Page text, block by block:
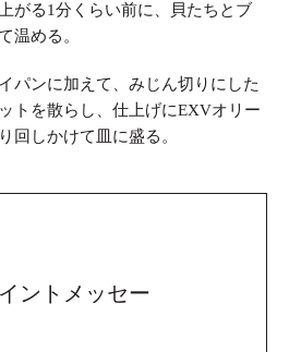
がる1分くらい前に、貝たちとブ
温める。
パンに加えて、みじん切りにした
トを散らし、仕上げにEXVオリー
回しかけて皿に盛る。
ントメッセー